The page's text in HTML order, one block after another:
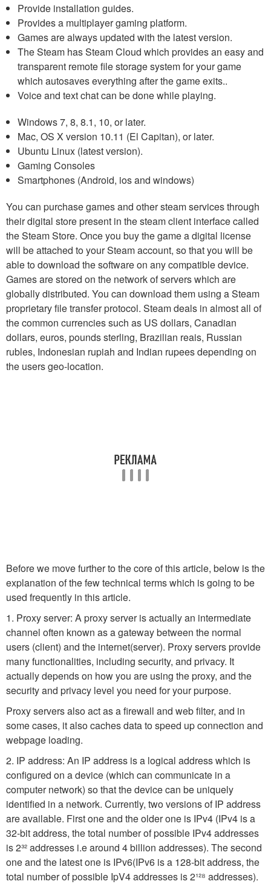
Provide installation guides.
Provides a multiplayer gaming platform.
Games are always updated with the latest version.
The Steam has Steam Cloud which provides an easy and
transparent remote file storage system for your game
which autosaves everything after the game exits..
Voice and text chat can be done while playing.
Windows 7, 8, 8.1, 10, or later.
Mac, OS X version 10.11 (El Capitan), or later.
Ubuntu Linux (latest version).
Gaming Consoles
Smartphones (Android, ios and windows)
You can purchase games and other steam services through
their digital store present in the steam client interface called
the Steam Store. Once you buy the game a digital license
will be attached to your Steam account, so that you will be
able to download the software on any compatible device.
Games are stored on the network of servers which are
globally distributed. You can download them using a Steam
proprietary file transfer protocol. Steam deals in almost all of
the common currencies such as US dollars, Canadian
dollars, euros, pounds sterling, Brazilian reais, Russian
rubles, Indonesian rupiah and Indian rupees depending on
the users geo-location.
Before we move further to the core of this article, below is the
explanation of the few technical terms which is going to be
used frequently in this article.
1. Proxy server: A proxy server is actually an intermediate
channel often known as a gateway between the normal
users (client) and the internet(server). Proxy servers provide
many functionalities, including security, and privacy. It
actually depends on how you are using the proxy, and the
security and privacy level you need for your purpose.
Proxy servers also act as a firewall and web filter, and in
some cases, it also caches data to speed up connection and
webpage loading.
2. IP address: An IP address is a logical address which is
configured on a device (which can communicate in a
computer network) so that the device can be uniquely
identified in a network. Currently, two versions of IP address
are available. First one and the older one is IPv4 (IPv4 is a
32-bit address, the total number of possible IPv4 addresses
is 2³² addresses i.e around 4 billion addresses). The second
one and the latest one is IPv6(IPv6 is a 128-bit address, the
total number of possible IpV4 addresses is 2¹²⁸ addresses).